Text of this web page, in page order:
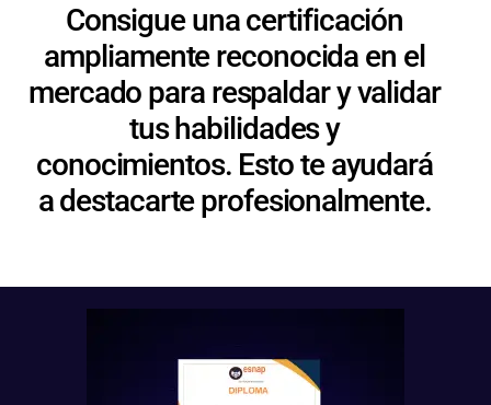
Consigue una certificación
ampliamente reconocida en el
mercado para respaldar y validar
tus habilidades y
conocimientos. Esto te ayudará
a destacarte profesionalmente.